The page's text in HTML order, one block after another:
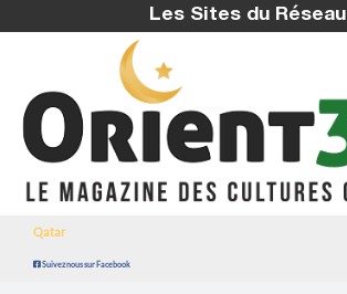
Les Sites du Réseau
Qatar
Suivez nous sur Facebook